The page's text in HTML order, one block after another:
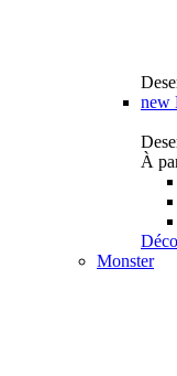
new
À
Monster